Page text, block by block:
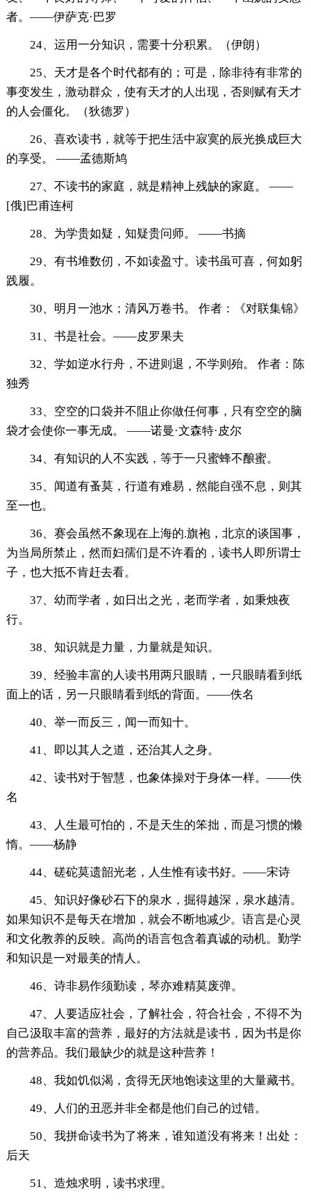
者。——伊萨克·巴罗
24、运用一分知识，需要十分积累。（伊朗）
25、天才是各个时代都有的；可是，除非待有非常的
事变发生，激动群众，使有天才的人出现，否则赋有天才
的人会僵化。（狄德罗）
26、喜欢读书，就等于把生活中寂寞的辰光换成巨大
的享受。 ——孟德斯鸠
27、不读书的家庭，就是精神上残缺的家庭。 ——
[俄]巴甫连柯
28、为学贵如疑，知疑贵问师。 ——书摘
29、有书堆数仞，不如读盈寸。读书虽可喜，何如躬
践履。
30、明月一池水；清风万卷书。 作者：《对联集锦》
31、书是社会。——皮罗果夫
32、学如逆水行舟，不进则退，不学则殆。 作者：陈
独秀
33、空空的口袋并不阻止你做任何事，只有空空的脑
袋才会使你一事无成。 ——诺曼·文森特·皮尔
34、有知识的人不实践，等于一只蜜蜂不酿蜜。
35、闻道有蚤莫，行道有难易，然能自强不息，则其
至一也。
36、赛会虽然不象现在上海的.旗袍，北京的谈国事，
为当局所禁止，然而妇孺们是不许看的，读书人即所谓士
子，也大抵不肯赶去看。
37、幼而学者，如日出之光，老而学者，如秉烛夜
行。
38、知识就是力量，力量就是知识。
39、经验丰富的人读书用两只眼睛，一只眼睛看到纸
面上的话，另一只眼睛看到纸的背面。——佚名
40、举一而反三，闻一而知十。
41、即以其人之道，还治其人之身。
42、读书对于智慧，也象体操对于身体一样。——佚
名
43、人生最可怕的，不是天生的笨拙，而是习惯的懒
惰。——杨静
44、磋砣莫遗韶光老，人生惟有读书好。——宋诗
45、知识好像砂石下的泉水，掘得越深，泉水越清。
如果知识不是每天在增加，就会不断地减少。语言是心灵
和文化教养的反映。高尚的语言包含着真诚的动机。勤学
和知识是一对最美的情人。
46、诗非易作须勤读，琴亦难精莫废弹。
47、人要适应社会，了解社会，符合社会，不得不为
自己汲取丰富的营养，最好的方法就是读书，因为书是你
的营养品。我们最缺少的就是这种营养！
48、我如饥似渴，贪得无厌地饱读这里的大量藏书。
49、人们的丑恶并非全都是他们自己的过错。
50、我拼命读书为了将来，谁知道没有将来！出处：
后天
51、造烛求明，读书求理。